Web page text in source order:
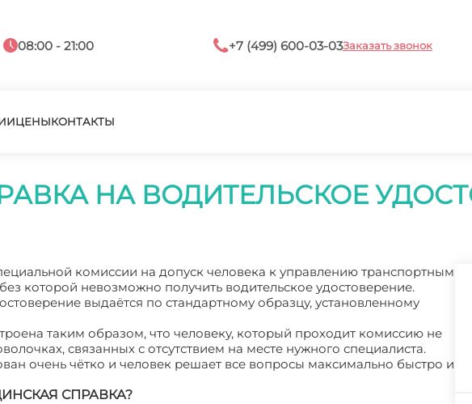
08:00 - 21:00 +7 (499) 600-03-03Заказать звонок
ЦЕНЫКОНТАКТЫ
НА ВОДИТЕЛЬСКОЕ
комиссии на допуск человека к управлению транспортным
которой невозможно получить водительское удостоверение.
выдаётся по стандартному образцу, установленному
таким образом, что человеку, который проходит комиссию не
связанных с отсутствием на месте нужного специалиста.
очень чётко и человек решает все вопросы максимально быстро и
СПРАВКА?